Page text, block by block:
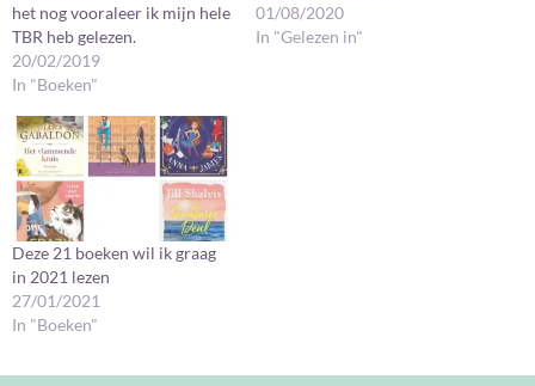
het nog vooraleer ik mijn hele
TBR heb gelezen.
20/02/2019
In "Boeken"
01/08/2020
In "Gelezen in"
Deze 21 boeken wil ik graag
in 2021 lezen
27/01/2021
In "Boeken"